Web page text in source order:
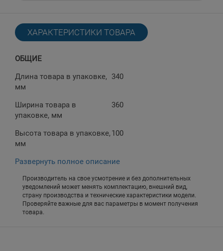
ХАРАКТЕРИСТИКИ ТОВАРА
ОБЩИЕ
Длина товара в упаковке,
мм
340
Ширина товара в
упаковке, мм
360
Высота товара в упаковке,
мм
100
Развернуть полное описание
Производитель на свое усмотрение и без дополнительных
уведомлений может менять комплектацию, внешний вид,
страну производства и технические характеристики модели.
Проверяйте важные для вас параметры в момент получения
товара.